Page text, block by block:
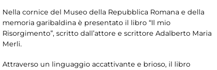
Nella cornice del Museo della Repubblica Romana e della
memoria garibaldina è presentato il libro “Il mio
Risorgimento”, scritto dall’attore e scrittore Adalberto Maria
Merli.
Attraverso un linguaggio accattivante e brioso, il libro